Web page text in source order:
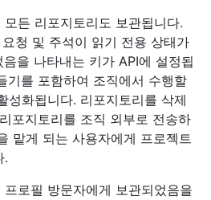
든 리포지토리도 보관됩니다.
청 및 주석이 읽기 전용 상태가
을 나타내는 키가 API에 설정됩
기를 포함하여 조직에서 수행할
성화됩니다. 리포지토리를 삭제
포지토리를 조직 외부로 전송하
맡게 되는 사용자에게 프로젝트
.
로필 방문자에게 보관되었음을